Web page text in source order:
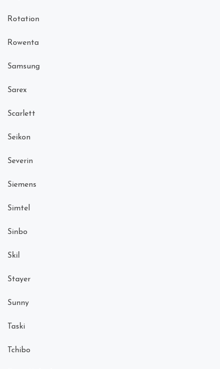
Rotation
Rowenta
Samsung
Sarex
Scarlett
Seikon
Severin
Siemens
Simtel
Sinbo
Skil
Stayer
Sunny
Taski
Tchibo